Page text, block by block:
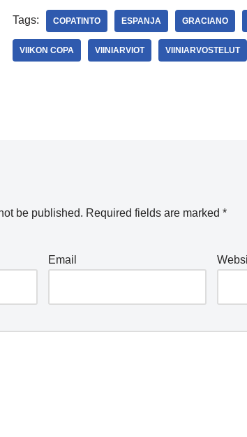
Tags: COPATINTO ESPANJA GRACIANO
VIIKON COPA VIINIARVIOT VIINIARVOSTELUT
be published. Required fields are marked *
Email